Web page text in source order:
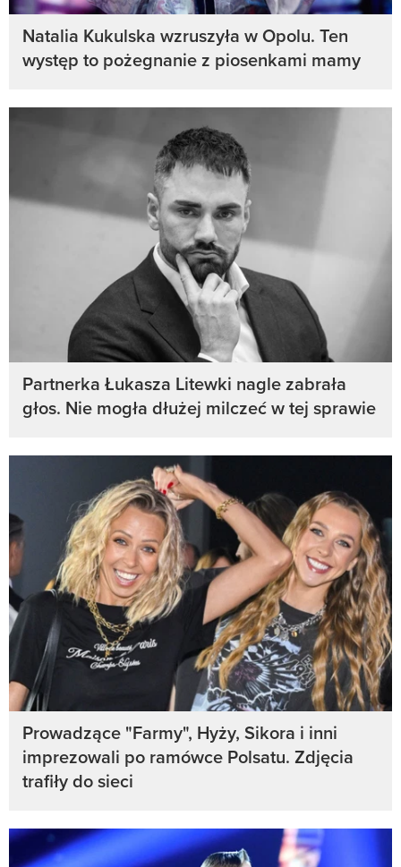
Natalia Kukulska wzruszyła w Opolu. Ten
występ to pożegnanie z piosenkami mamy
Partnerka Łukasza Litewki nagle zabrała
głos. Nie mogła dłużej milczeć w tej sprawie
Prowadzące "Farmy", Hyży, Sikora i inni
imprezowali po ramówce Polsatu. Zdjęcia
trafiły do sieci